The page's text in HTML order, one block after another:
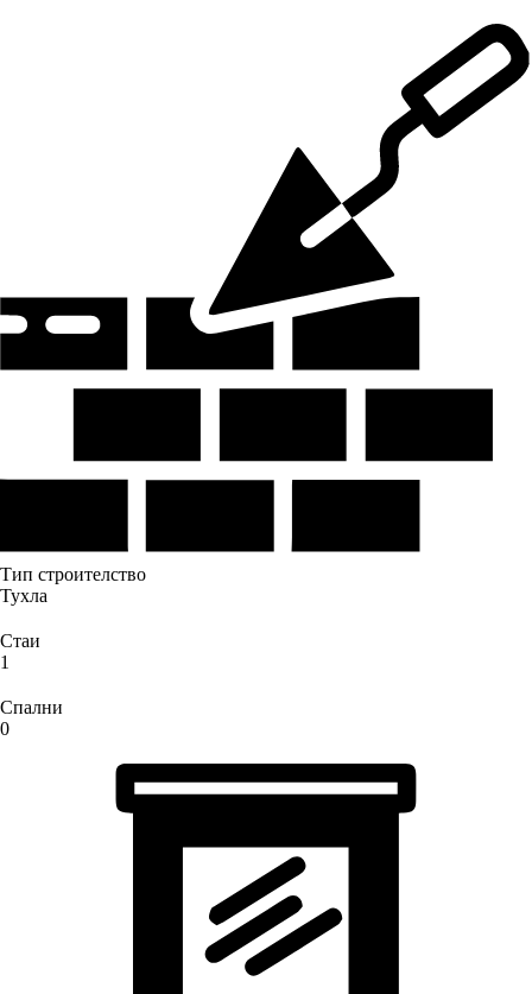
Тип строителство
Тухла
Стаи
1
Спални
0